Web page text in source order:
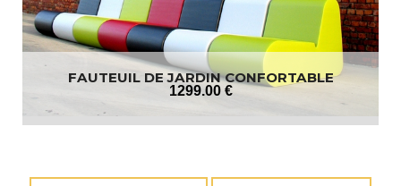
FAUTEUIL DE JARDIN CONFORTABLE
1299.00 €